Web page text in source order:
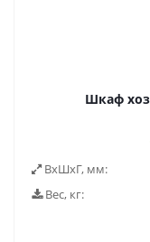
Шкаф
ВxШxГ, мм:
Вес, кг: